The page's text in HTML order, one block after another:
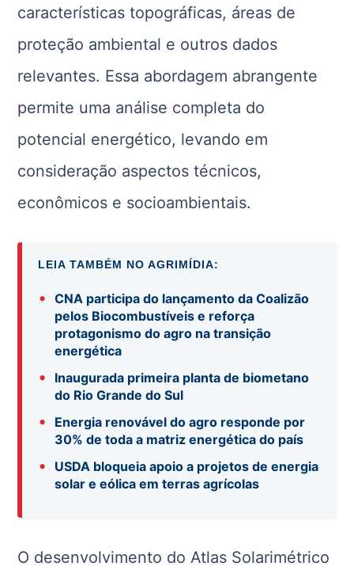
características topográficas, áreas de
proteção ambiental e outros dados
relevantes. Essa abordagem abrangente
permite uma análise completa do
potencial energético, levando em
consideração aspectos técnicos,
econômicos e socioambientais.
LEIA TAMBÉM NO AGRIMÍDIA:
•
CNA participa do lançamento da Coalizão
pelos Biocombustíveis e reforça
protagonismo do agro na transição
energética
•
Inaugurada primeira planta de biometano
do Rio Grande do Sul
•
Energia renovável do agro responde por
30% de toda a matriz energética do país
•
USDA bloqueia apoio a projetos de energia
solar e eólica em terras agrícolas
O desenvolvimento do Atlas Solarimétrico